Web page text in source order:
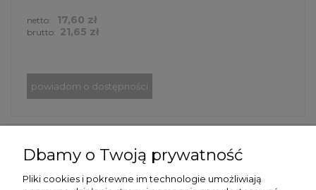
brutto: 21,65 zł
netto: 17,60 zł
powiadom o dostępności
Dbamy o Twoją prywatność
Pliki cookies i pokrewne im technologie umożliwiają